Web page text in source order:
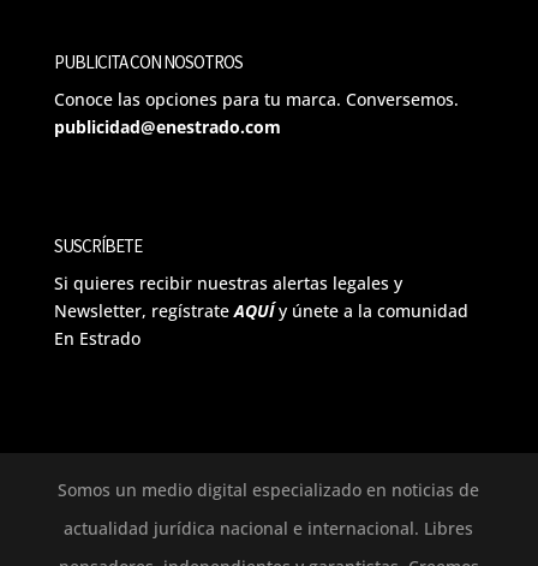
PUBLICITA CON NOSOTROS
Conoce las opciones para tu marca. Conversemos.
publicidad@enestrado.com
SUSCRÍBETE
Si quieres recibir nuestras alertas legales y
Newsletter, regístrateAQUÍ y únete a la comunidad
En Estrado
Somos un medio digital especializado en noticias de
actualidad jurídica nacional e internacional. Libres